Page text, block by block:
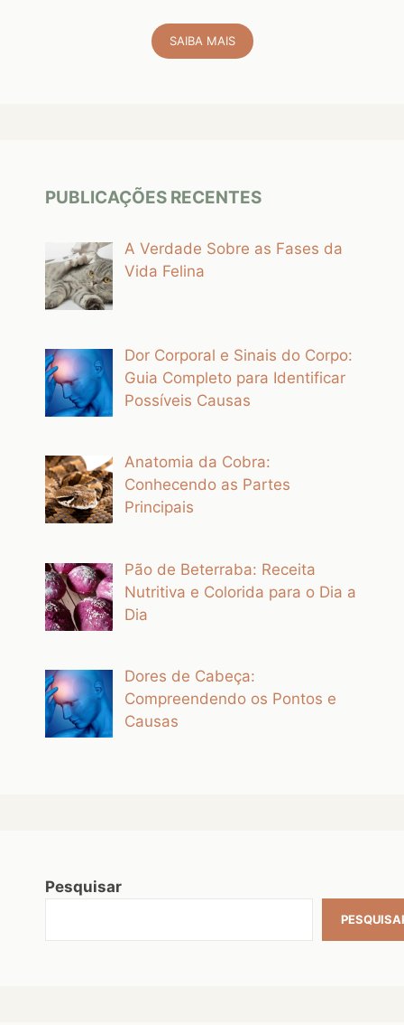
SAIBA MAIS
PUBLICAÇÕES RECENTES
A Verdade Sobre as Fases da
Vida Felina
Dor Corporal e Sinais do Corpo:
Guia Completo para Identificar
Possíveis Causas
Anatomia da Cobra:
Conhecendo as Partes
Principais
Pão de Beterraba: Receita
Nutritiva e Colorida para o Dia a
Dia
Dores de Cabeça:
Compreendendo os Pontos e
Causas
Pesquisar